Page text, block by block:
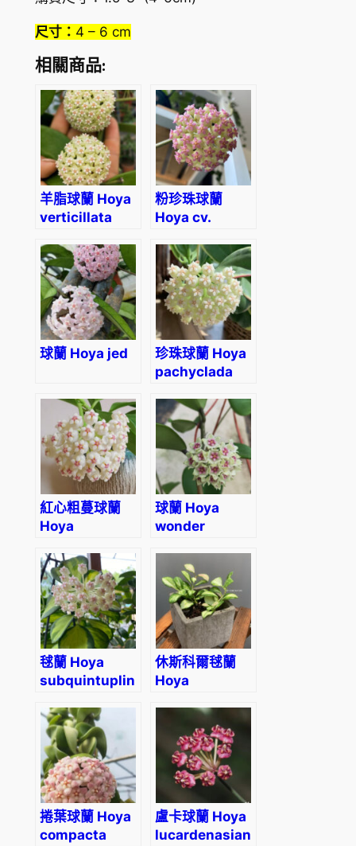
尺寸： 4 – 6 cm
相關商品:
羊脂球蘭 Hoya
verticillata
粉珍珠球蘭
Hoya cv.
球蘭 Hoya jed
珍珠球蘭 Hoya
pachyclada
紅心粗蔓球蘭
Hoya
‘Red Corona’
球蘭 Hoya
wonder
毬蘭 Hoya
subquintuplinervis
休斯科爾毬蘭
Hoya
variegata
捲葉球蘭 Hoya
compacta
盧卡球蘭 Hoya
lucardenasiana